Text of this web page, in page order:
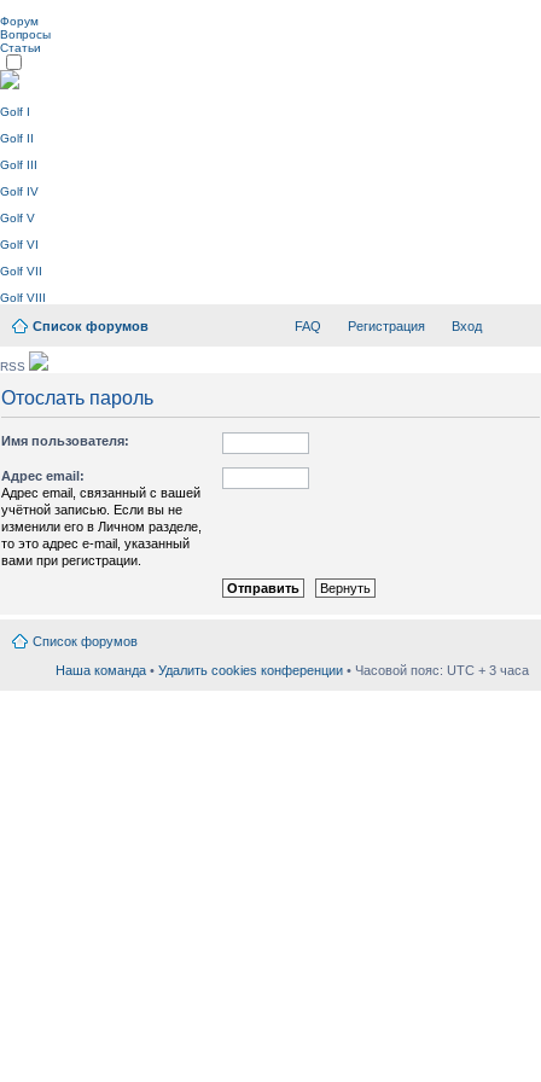
Форум
Вопросы
Статьи
Golf I
Golf II
Golf III
Golf IV
Golf V
Golf VI
Golf VII
Golf VIII
Список форумов FAQ Регистрация Вход
RSS
Отослать пароль
Имя пользователя:
Адрес email:
Адрес email, связанный с вашей
учётной записью. Если вы не
изменили его в Личном разделе,
то это адрес e-mail, указанный
вами при регистрации.
Список форумов
Наша команда • Удалить cookies конференции • Часовой пояс: UTC + 3 часа